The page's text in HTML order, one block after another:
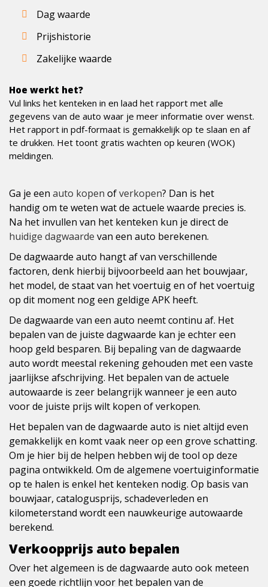
Dag waarde
Prijshistorie
Zakelijke waarde
Hoe werkt het?
Vul links het kenteken in en laad het rapport met alle
gegevens van de auto waar je meer informatie over wenst.
Het rapport in pdf-formaat is gemakkelijk op te slaan en af
te drukken. Het toont gratis wachten op keuren (WOK)
meldingen.
Ga je een auto kopen ofverkopen? Dan is het
handig om te weten wat de actuele waarde precies is.
Na het invullen van het kenteken kun je direct de
huidige dagwaarde van een auto berekenen.
De dagwaarde auto hangt af van verschillende
factoren, denk hierbij bijvoorbeeld aan het bouwjaar,
het model, de staat van het voertuig en of het voertuig
op dit moment nog een geldige APK heeft.
De dagwaarde van een auto neemt continu af. Het
bepalen van de juiste dagwaarde kan je echter een
hoop geld besparen. Bij bepaling van de dagwaarde
auto wordt meestal rekening gehouden met een vaste
jaarlijkse afschrijving. Het bepalen van de actuele
autowaarde is zeer belangrijk wanneer je een auto
voor de juiste prijs wilt kopen of verkopen.
Het bepalen van de dagwaarde auto is niet altijd even
gemakkelijk en komt vaak neer op een grove schatting.
Om je hier bij de helpen hebben wij de tool op deze
pagina ontwikkeld. Om de algemene voertuiginformatie
op te halen is enkel het kenteken nodig. Op basis van
bouwjaar, catalogusprijs, schadeverleden en
kilometerstand wordt een nauwkeurige autowaarde
berekend.
Verkoopprijs auto bepalen
Over het algemeen is de dagwaarde auto ook meteen
een goede richtlijn voor het bepalen van de